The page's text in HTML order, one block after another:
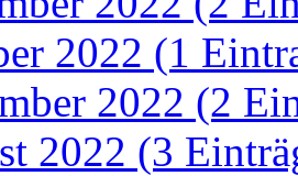
2022 (1
2022 (2
2022 (3